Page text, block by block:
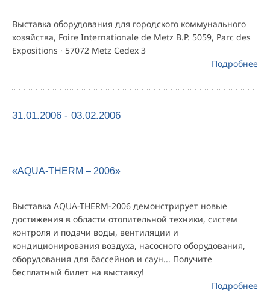
Выставка оборудования для городского коммунального
хозяйства, Foire Internationale de Metz B.P. 5059, Parc des
Expositions · 57072 Metz Cedex 3
Подробнее
31.01.2006 - 03.02.2006
«AQUA-THERM – 2006»
Выставка AQUA-THERM-2006 демонстрирует новые
достижения в области отопительной техники, систем
контроля и подачи воды, вентиляции и
кондиционирования воздуха, насосного оборудования,
оборудования для бассейнов и саун... Получите
бесплатный билет на выставку!
Подробнее